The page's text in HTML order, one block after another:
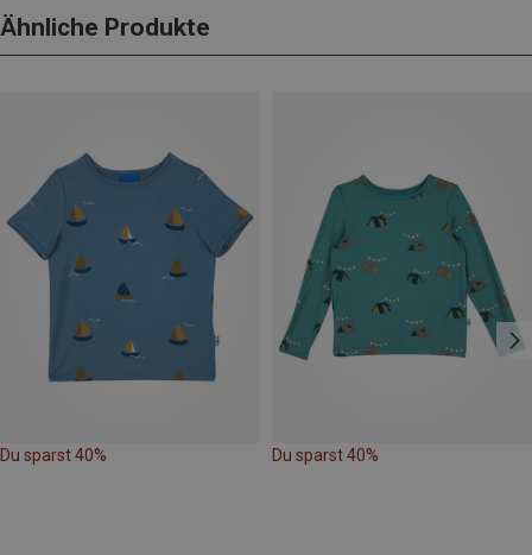
Ähnliche Produkte
Du sparst 40% Du sparst 40%